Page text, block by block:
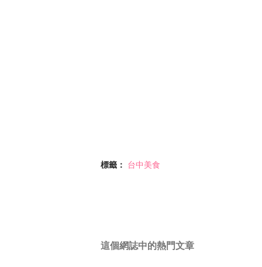
標籤： 台中美食
這個網誌中的熱門文章